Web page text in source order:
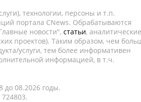
технологии, персоны и т.п.
портала CNews. Обрабатываются
новости", статьи, аналитические
проектов). Таким образом, чем
услуги, тем более информативен
информацией, в т.ч.
до 08.2026 годы.